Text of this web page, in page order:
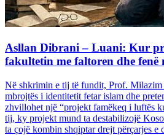
Asllan Dibrani – Luani: Kur
fakultetin me faltoren dhe fenë
Në shkrimin e tij të fundit, Prof. Milazim
mbrojtës i identitetit fetar islam dhe
zhvillohet një “projekt famëkeq i luftës
tij, ky projekt mund ta destabilizojë
ta çojë kombin shqiptar drejt përçarjes e